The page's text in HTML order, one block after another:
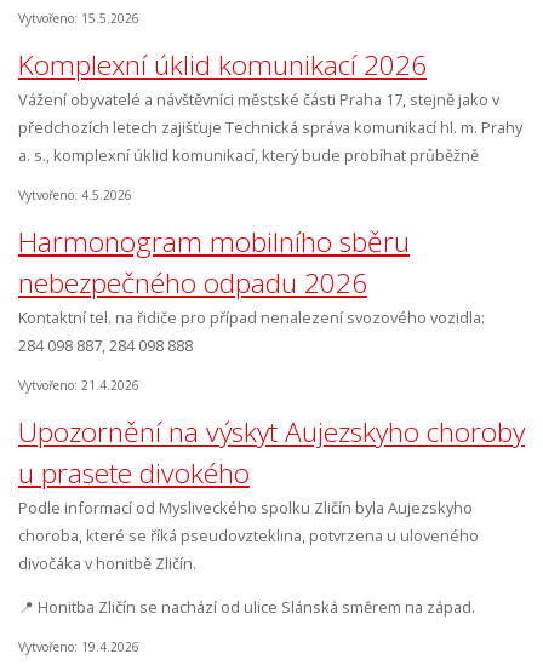
Vytvořeno: 15.5.2026
Komplexní úklid komunikací 2026
Vážení obyvatelé a návštěvníci městské části Praha 17, stejně jako v
předchozích letech zajišťuje Technická správa komunikací hl. m. Prahy
a. s., komplexní úklid komunikací, který bude probíhat průběžně
Vytvořeno: 4.5.2026
Harmonogram mobilního sběru
nebezpečného odpadu 2026
Kontaktní tel. na řidiče pro případ nenalezení svozového vozidla:
284 098 887, 284 098 888
Vytvořeno: 21.4.2026
Upozornění na výskyt Aujezskyho choroby
u prasete divokého
Podle informací od Mysliveckého spolku Zličín byla Aujezskyho
choroba, které se říká pseudovzteklina, potvrzena u uloveného
divočáka v honitbě Zličín.
📍 Honitba Zličín se nachází od ulice Slánská směrem na západ.
Vytvořeno: 19.4.2026